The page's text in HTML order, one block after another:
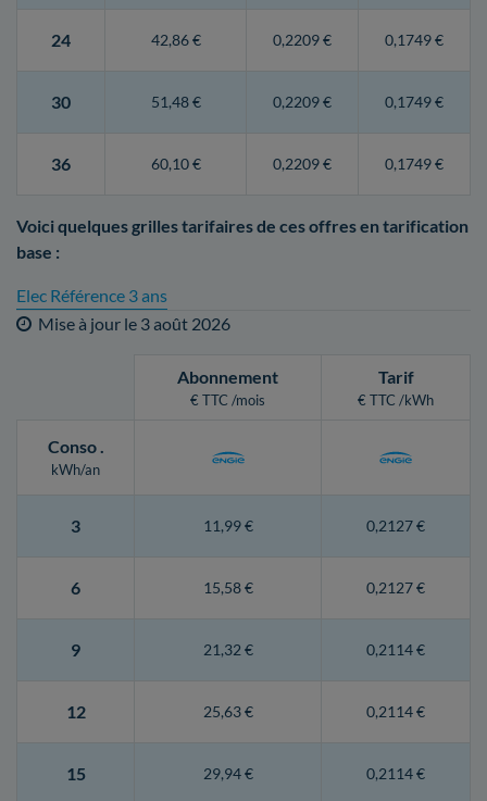
24 42,86 € 0,2209 € 0,1749 €
30 51,48 € 0,2209 € 0,1749 €
36 60,10 € 0,2209 € 0,1749 €
Voici quelques grilles tarifaires de ces offres en tarification
base :
Elec Référence 3 ans
Mise à jour le 3 août 2026
Abonnement
€ TTC /mois
Tarif
€ TTC /kWh
Conso.
kWh/an
3 11,99 € 0,2127 €
6 15,58 € 0,2127 €
9 21,32 € 0,2114 €
12 25,63 € 0,2114 €
15 29,94 € 0,2114 €